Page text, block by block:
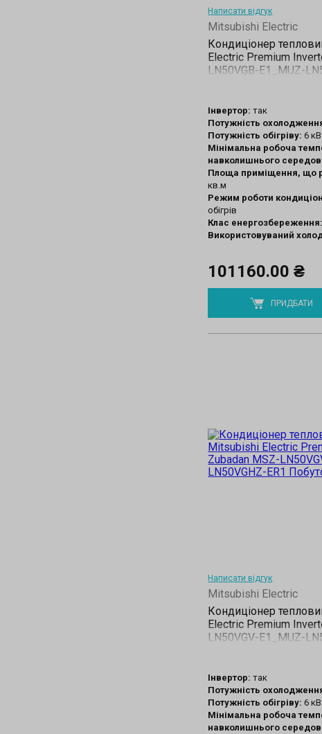
Написати відгук
Mitsubishi Electric
Кондиціонер
Electric Premium
LN50VGB-E1_MUZ-
Інвертор: так
Потужність
Потужність обігріву: 6
Мінімальна робоча
навколишнього
Площа приміщення, що
кв.м
Режим роботи
обігрів
Клас енергозбереження:
Використовуваний
101160.00 ₴
ПРИДБАТИ
Написати відгук
Mitsubishi Electric
Кондиціонер
Electric Premium
LN50VGV-E1_MUZ-
Інвертор: так
Потужність
Потужність обігріву: 6
Мінімальна робоча
навколишнього